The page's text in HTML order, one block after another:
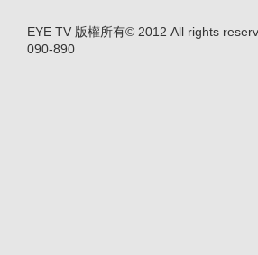
EYE TV 版權所有© 2012 All rights
090-890